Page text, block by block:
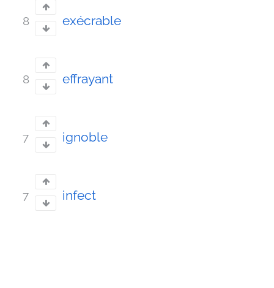
8 exécrable
8 effrayant
7 ignoble
7 infect